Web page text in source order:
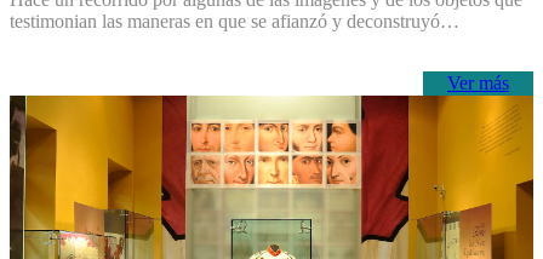
testimonian las maneras en que se afianzó y deconstruyó…
Ver más